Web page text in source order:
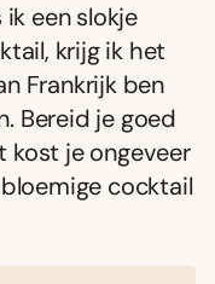
ik een slokje
krijg ik het
Frankrijk ben
Bereid je goed
kost je ongeveer
cocktail